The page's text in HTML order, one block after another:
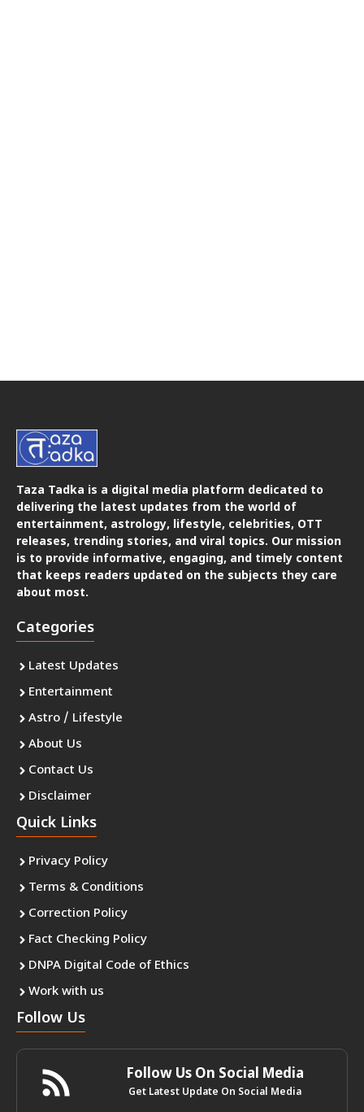
Taza Tadka is a digital media platform dedicated to
delivering the latest updates from the world of
entertainment, astrology, lifestyle, celebrities, OTT
releases, trending stories, and viral topics. Our mission
is to provide informative, engaging, and timely content
that keeps readers updated on the subjects they care
about most.
Categories
Latest Updates
Entertainment
Astro / Lifestyle
About Us
Contact Us
Disclaimer
Quick Links
Privacy Policy
Terms & Conditions
Correction Policy
Fact Checking Policy
DNPA Digital Code of Ethics
Work with us
Follow Us
Follow Us On Social Media
Get Latest Update On Social Media